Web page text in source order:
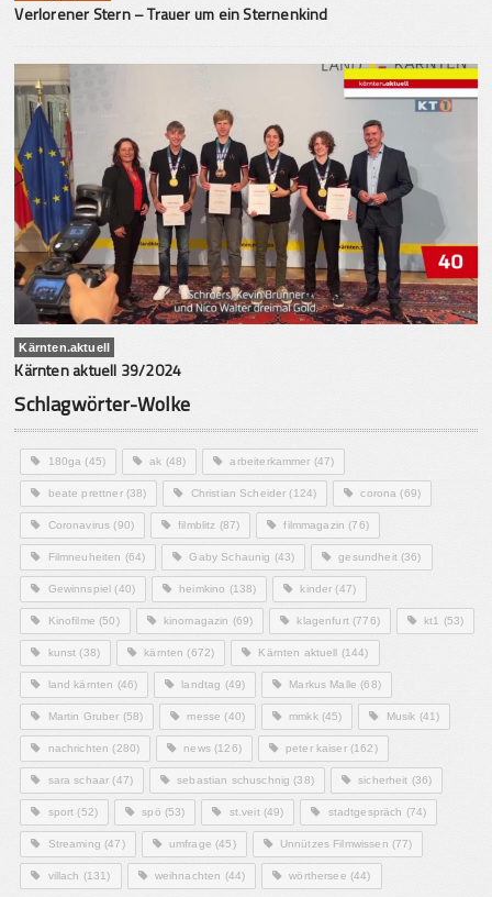
Verlorener Stern – Trauer um ein Sternenkind
Kärnten.aktuell
Kärnten aktuell 39/2024
Schlagwörter-Wolke
180ga (45) ak (48) arbeiterkammer (47)
beate prettner(38) Christian Scheider (124) corona (69)
Coronavirus (90) filmblitz (87) filmmagazin (76)
Filmneuheiten (64) Gaby Schaunig (43) gesundheit(36)
Gewinnspiel (40) heimkino (138) kinder (47)
Kinofilme (50) kinomagazin (69) klagenfurt(776) kt1 (53)
kunst (38) kärnten (672) Kärnten aktuell (144)
land kärnten (46) landtag (49) Markus Malle (68)
Martin Gruber (58) messe (40) mmkk(45) Musik (41)
nachrichten (280) news(126) peter kaiser(162)
sara schaar (47) sebastian schuschnig (38) sicherheit (36)
sport (52) spö (53) st.veit(49) stadtgespräch (74)
Streaming (47) umfrage (45) Unnützes Filmwissen (77)
villach (131) weihnachten (44) wörthersee (44)